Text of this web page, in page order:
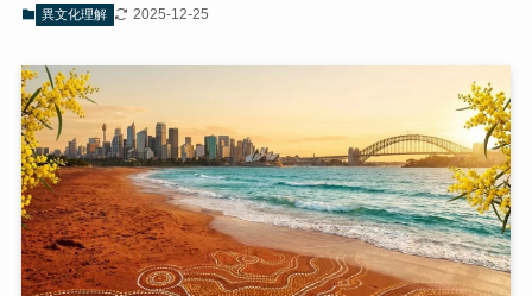
異文化理解 2025-12-25